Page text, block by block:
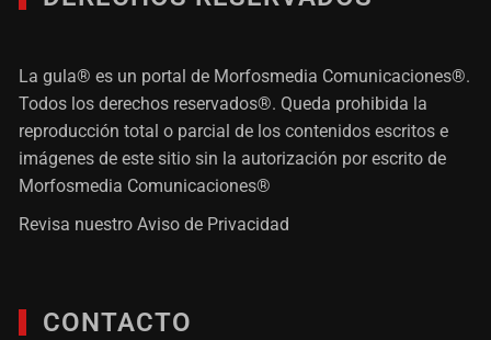
La gula® es un portal de Morfosmedia Comunicaciones®.
Todos los derechos reservados®. Queda prohibida la
reproducción total o parcial de los contenidos escritos e
imágenes de este sitio sin la autorización por escrito de
Morfosmedia Comunicaciones®
Revisa nuestroAviso de Privacidad
CONTACTO